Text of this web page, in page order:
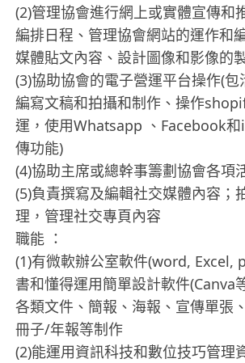
(2)管理協會進行網上或實體宣傳和
編排日程、管理協會網站的運作和
媒體貼文內容、設計圖像和影像的
(3)協助協會的電子營運平台操作(
編寫文稿和拍攝和制作、操作
運，使用Whatsapp 、Facebook
傳功能)
(4)協助主席或總幹事籌劃協會各項
(5)負責撰寫及編輯社交媒體內容；
理，管理社交專頁內容
職能 ：
(1)有微軟辦公室軟件(word, Excel,
書和懂得運用簡單設計軟件(Canva
各類文件、簡報、海報、宣傳單張
冊子/年報等制作
(2)能運用資訊科技和數位技巧管理